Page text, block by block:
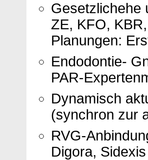
Gesetzlichehe
ZE, KFO,
Planungen:
Endodontie-
PAR-
Dynamisch
(synchron zur
RVG-
Digora,